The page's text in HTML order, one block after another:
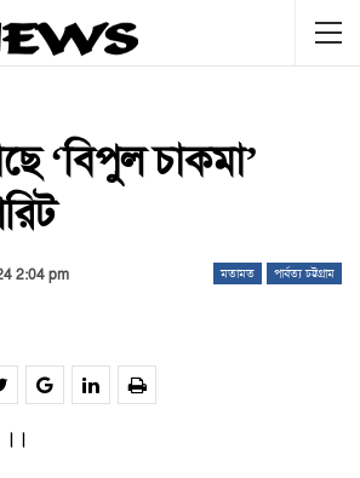
‘বিপুল চাকমা’
মতামত পার্বত্য চট্টগ্রাম
2:04 pm